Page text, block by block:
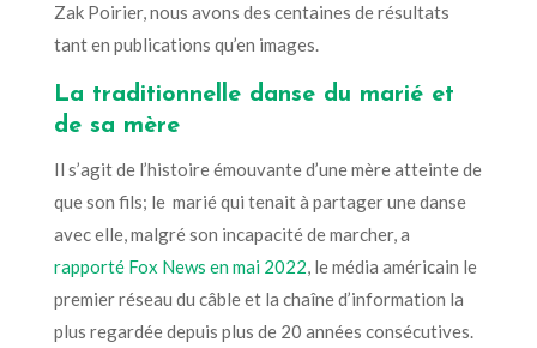
Zak Poirier, nous avons des centaines de résultats
tant en publications qu’en images.
La traditionnelle danse du marié et
de sa mère
Il s’agit de l’histoire émouvante d’une mère atteinte de
que son fils; le marié qui tenait à partager une danse
avec elle, malgré son incapacité de marcher, a
rapporté Fox News en mai 2022, le média américain le
premier réseau du câble et la chaîne d’information la
plus regardée depuis plus de 20 années consécutives.